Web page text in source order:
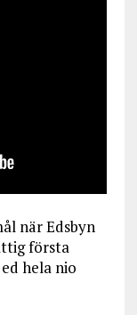
när Edsbyn
första
hela nio